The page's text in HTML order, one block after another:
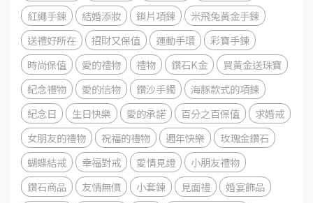
紅繩手鍊
結婚添妝 鎖片項鍊
米飛兔黃金手鍊
送禮好所在
招財又保值 運動手環
彩寶手鍊
時尚保值
愛的禮物 禮物 鑽石K金
買黃金送珠寶
紀念禮物
愛的信物 鑽沙手鐲
海豚款式的項鍊
紀念日
生日快樂 愛的承諾 百分之百保值
求婚戒
女朋友的禮物
祝福的禮物 週年快樂
玫瑰金鑽石
蝴蝶結戒
幸福對戒 愛情見證
小朋友禮物
鑽石商品
友情無價 小套鍊 見面禮
婚宴飾品